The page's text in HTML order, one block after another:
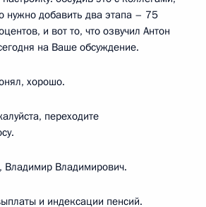
нужно добавить два этапа – 75
и вот то, что озвучил Антон
на Ваше обсуждение.
хорошо.
переходите
Владимир Владимирович.
и индексации пенсий.